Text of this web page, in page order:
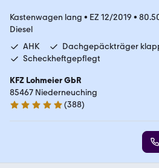
Kastenwagen lang • EZ 12/2019 •
Diesel
AHK
Dachgepäckträger
Scheckheftgepflegt
KFZ Lohmeier GbR
85467 Niederneuching
5 Sterne
(388)